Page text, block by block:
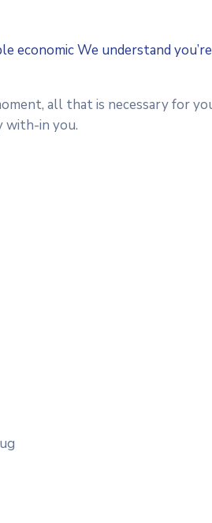
economic We understand
all that is necessary for
with-in you.